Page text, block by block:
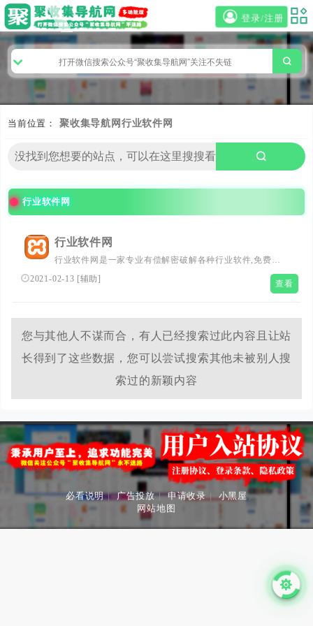
登录/注册
当前位置： 聚收集导航网 行业软件网
行业软件网
行业软件网
行业软件网是一家专业有偿解密破解各种行业软件,免费版,
破解版,注册版,免狗版
2021-02-13 [辅助] 查看
您与其他人不谋而合，有人已经搜索过此内容且让站
长得到了这些数据，您可以尝试搜索其他未被别人搜
索过的新颖内容
必看说明 | 广告投放 | 申请收录 | 小黑屋
网站地图